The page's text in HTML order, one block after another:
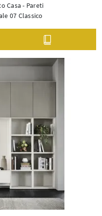
Casa - Pareti
07 Classico